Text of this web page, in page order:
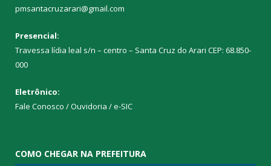
pmsantacruzarari@gmail.com
Presencial:
Travessa lídia leal s/n – centro – Santa Cruz do Arari CEP: 68.850-
000
Eletrônico:
Fale Conosco / Ouvidoria / e-SIC
COMO CHEGAR NA PREFEITURA